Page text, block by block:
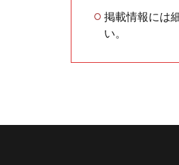
掲載情報には
い。